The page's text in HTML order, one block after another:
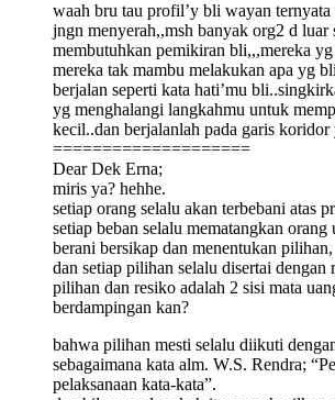
waah bru tau profil’y bli wayan
jngn menyerah,,msh banyak org2 d luar
membutuhkan pemikiran bli,,,mereka
mereka tak mambu melakukan apa yg
berjalan seperti kata hati’mu
yg menghalangi langkahmu untuk
kecil..dan berjalanlah pada garis
====================
Dear Dek Erna;
miris ya? hehhe.
setiap orang selalu akan terbebani atas
setiap beban selalu mematangkan orang
berani bersikap dan menentukan pilihan,
dan setiap pilihan selalu disertai dengan
pilihan dan resiko adalah 2 sisi mata
berdampingan kan?
bahwa pilihan mesti selalu diikuti
sebagaimana kata alm. W.S. Rendra;
pelaksanaan kata-kata”.